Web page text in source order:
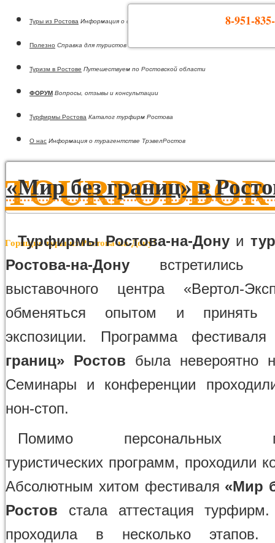
8-951-
Туры из Ростова Информация о странах
Полезно Справка для туристов
Туризм в Ростове Путешествуем по Ростовской области
ФОРУМ Вопросы, отзывы и консультации
Турфирмы Ростова Каталог турфирм Ростова
О нас Информация о турагентстве ТрэвелРостов
Горящие туры из Ростова-на-Дону!
«Мир без границ» в
Турфирмы Ростова-на-Донуи
Ростова-на-Дону встретились
выставочного центра «Вертол-
обменяться опытом и принять
экспозиции. Программа
границ» Ростов была невероятно
Семинары и конференции
нон-стоп.
Помимо персональных
туристических программ, проходили
Абсолютным хитом фестиваля «Мир
Ростов стала аттестация турфирм.
проходила в несколько этапов.